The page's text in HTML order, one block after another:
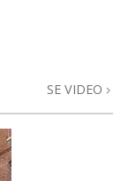
SE VIDEO